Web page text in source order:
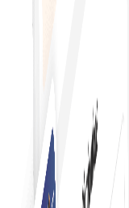
การสร้างใบแจ้งหนี้